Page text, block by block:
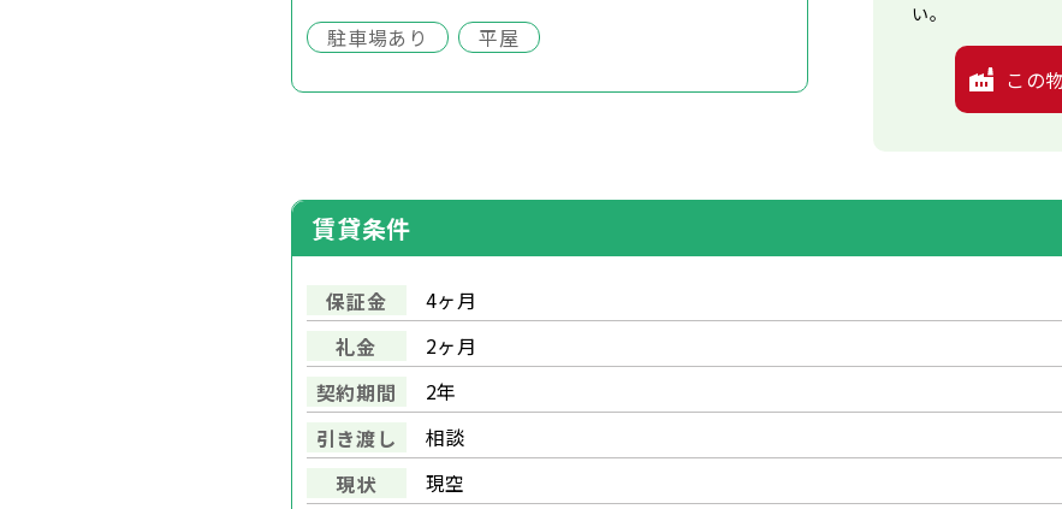
駐車場あり 平屋
い。
この
賃貸条件
保証金
4ヶ月
礼金
2ヶ月
契約期間
2年
引き渡し
相談
現状
現空